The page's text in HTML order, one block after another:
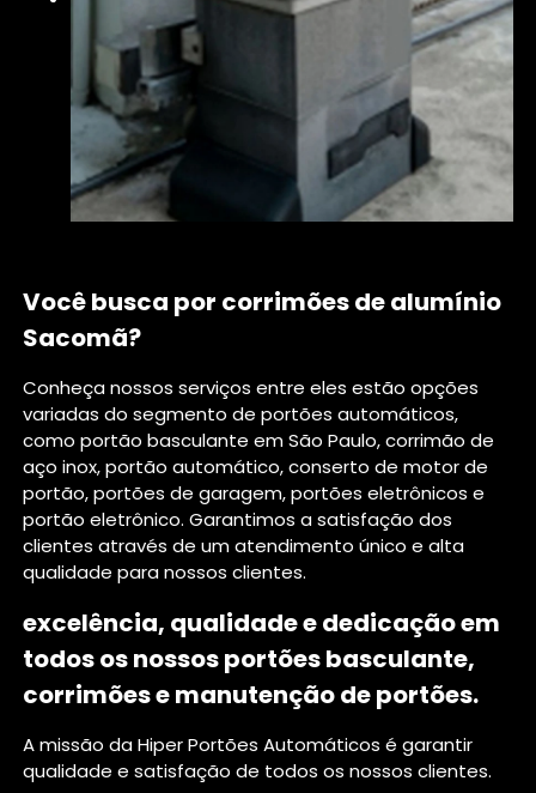
Você busca por corrimões de alumínio
Sacomã?
Conheça nossos serviços entre eles estão opções
variadas do segmento de portões automáticos,
como portão basculante em São Paulo, corrimão de
aço inox, portão automático, conserto de motor de
portão, portões de garagem, portões eletrônicos e
portão eletrônico. Garantimos a satisfação dos
clientes através de um atendimento único e alta
qualidade para nossos clientes.
excelência, qualidade e dedicação em
todos os nossos portões basculante,
corrimões e manutenção de portões.
A missão da Hiper Portões Automáticos é garantir
qualidade e satisfação de todos os nossos clientes.